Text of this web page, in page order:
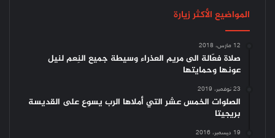
المواضيع الأكثر زيارة
12 مارس، 2018
صلاة فعّالة الى مريم العذراء وسيطة جميع النِعم لنيل
عونها وحمايتها
23 نوفمبر، 2019
الصلوات الخمس عشر التي أملاها الرب يسوع على القديسة
بريجيتا
19 ديسمبر، 2016